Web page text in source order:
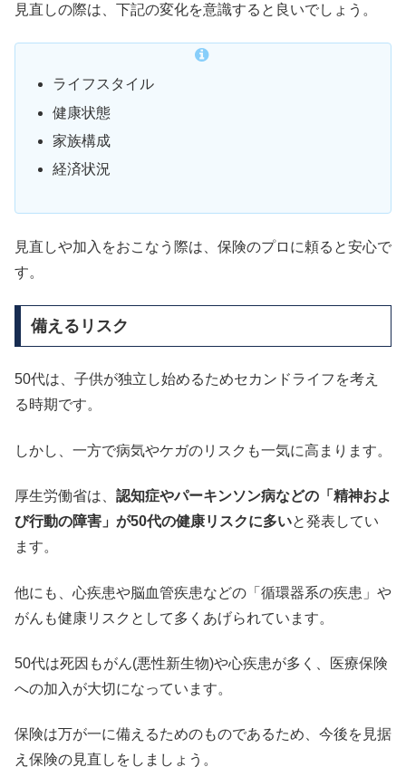
見直しの際は、下記の変化を意識すると良いでしょう。
ライフスタイル
健康状態
家族構成
経済状況
見直しや加入をおこなう際は、保険のプロに頼ると安心で
す。
備えるリスク
50代は、子供が独立し始めるためセカンドライフを考え
る時期です。
しかし、一方で病気やケガのリスクも一気に高まります。
厚生労働省は、 認知症やパーキンソン病などの「精神およ
び行動の障害」が50代の健康リスクに多いと発表してい
ます。
他にも、心疾患や脳血管疾患などの「循環器系の疾患」や
がんも健康リスクとして多くあげられています。
50代は死因もがん(悪性新生物)や心疾患が多く、医療保険
への加入が大切になっています。
保険は万が一に備えるためのものであるため、今後を見据
え保険の見直しをしましょう。